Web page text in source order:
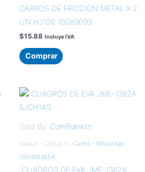
CARROS DE FRICCION METAL X 2
UN HJ100 10089093
$15.88 Incluye IVA
Comprar
Sold By: ComFranklin
Asesor - Contacto: Carlos - WhastApp
0984664654
CUADROS DE EVA JME-1362A